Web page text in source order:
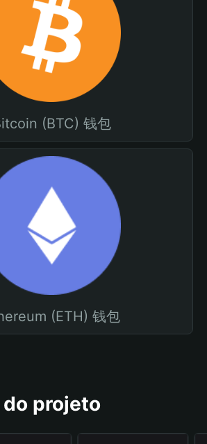
(BTC) 钱包
(ETH) 钱包
projeto